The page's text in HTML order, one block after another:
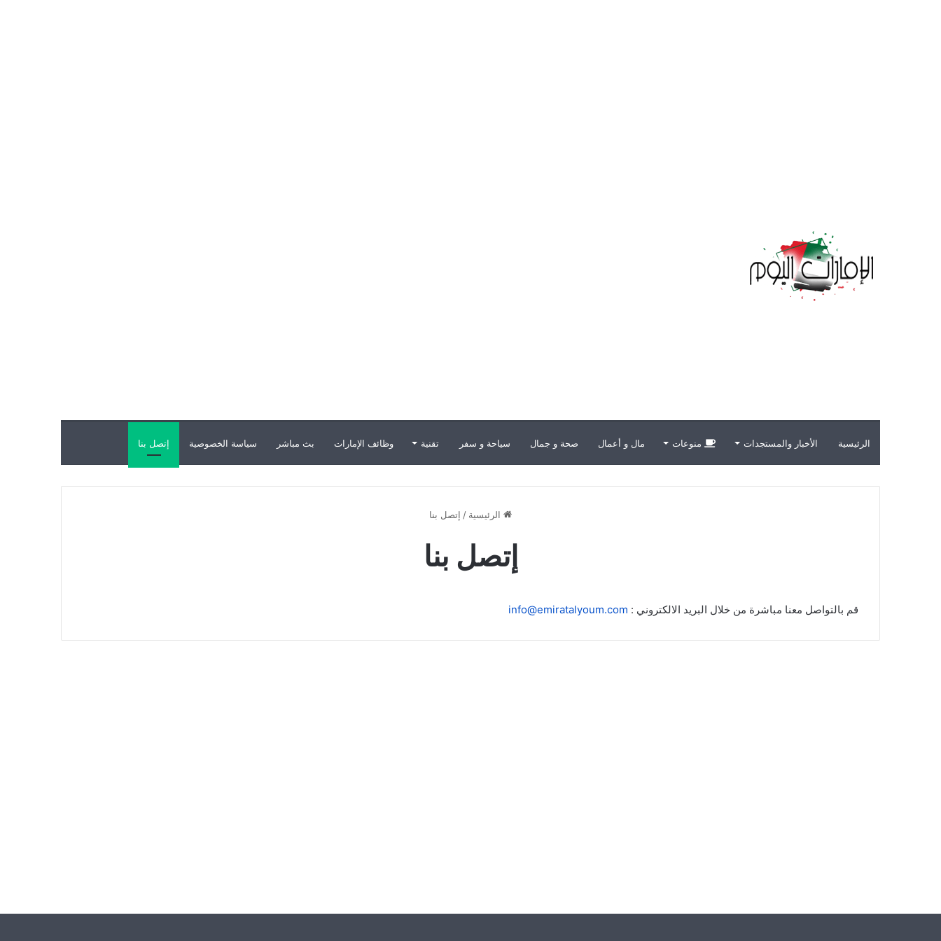
الرئيسية الأخبار والمستجدات منوعات مال و أعمال صحة و جمال سياحة و سفر تقنية وظائف الإمارات بث مباشر سياسة الخصوصية إتصل بنا
الرئيسية / إتصل بنا
إتصل بنا
قم بالتواصل معنا مباشرة من خلال البريد الالكتروني : info@emiratalyoum.com